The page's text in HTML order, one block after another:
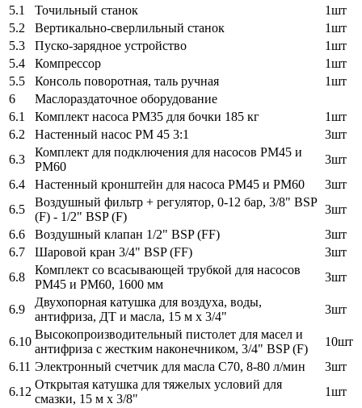
5.1
Точильный станок
1шт
5.2
Вертикально-сверлильный станок
1шт
5.3
Пуско-зарядное устройство
1шт
5.4
Компрессор
1шт
5.5
Консоль поворотная, таль ручная
1шт
6
Маслораздаточное оборудование
6.1
Комплект насоса PM35 для бочки 185 кг
1шт
6.2
Настенный насос РМ 45 3:1
3шт
6.3
Комплект для подключения для насосов PM45 и
PM60
3шт
6.4
Настенный кронштейн для насоса PM45 и PM60
3шт
6.5
Воздушный фильтр + регулятор, 0-12 бар, 3/8" BSP
(F) - 1/2" BSP (F)
3шт
6.6
Воздушный клапан 1/2" BSP (FF)
3шт
6.7
Шаровой кран 3/4" BSP (FF)
3шт
6.8
Комплект со всасывающей трубкой для насосов
PM45 и PM60, 1600 мм
3шт
6.9
Двухопорная катушка для воздуха, воды,
антифриза, ДТ и масла, 15 м х 3/4"
3шт
6.10
Высокопроизводительный пистолет для масел и
антифриза с жестким наконечником, 3/4" BSP (F)
10шт
6.11 Электронный счетчик для масла С70, 8-80 л/мин
3шт
6.12
Открытая катушка для тяжелых условий для
смазки, 15 м х 3/8"
1шт